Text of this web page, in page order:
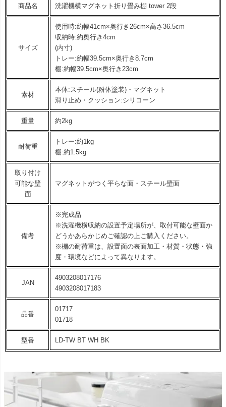
商品名 洗濯機横マグネット折り畳み棚 tower 2段
サイズ
使用時:約幅41cm×奥行き26cm×高さ36.5cm
収納時:約奥行き4cm
(内寸)
トレー:約幅39.5cm×奥行き8.7cm
棚:約幅39.5cm×奥行き23cm
素材
本体:スチール(粉体塗装)・マグネット
滑り止め・クッション:シリコーン
重量 約2kg
耐荷重
トレー:約1kg
棚:約1.5kg
取り付け
可能な壁
面
マグネットがつく平らな面・スチール壁面
備考
※完成品
※洗濯機横収納の設置予定場所が、取付可能な壁面か
どうかあらかじめご確認の上ご購入ください。
※棚の耐荷重は、設置面の表面加工・材質・状態・強
度・環境などによって異なります。
JAN
4903208017176
4903208017183
品番
01717
01718
型番 LD-TW BT WH BK